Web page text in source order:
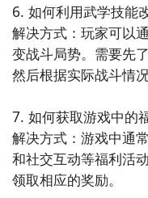
6. 如何利用武学技能
解决方式：玩家可以
变战斗局势。需要先
然后根据实际战斗情
7. 如何获取游戏中的
解决方式：游戏中通
和社交互动等福利活
领取相应的奖励。